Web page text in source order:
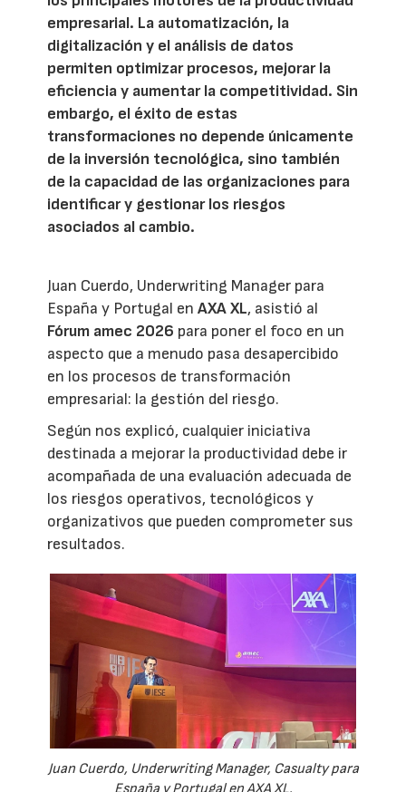
empresarial. La automatización, la
digitalización y el análisis de datos
permiten optimizar procesos, mejorar la
eficiencia y aumentar la competitividad. Sin
embargo, el éxito de estas
transformaciones no depende únicamente
de la inversión tecnológica, sino también
de la capacidad de las organizaciones para
identificar y gestionar los riesgos
asociados al cambio.
Juan Cuerdo, Underwriting Manager para
España y Portugal enAXA XL, asistió al
Fórum amec 2026 para poner el foco en un
aspecto que a menudo pasa desapercibido
en los procesos de transformación
empresarial: la gestión del riesgo.
Según nos explicó, cualquier iniciativa
destinada a mejorar la productividad debe ir
acompañada de una evaluación adecuada de
los riesgos operativos, tecnológicos y
organizativos que pueden comprometer sus
resultados.
Juan Cuerdo, Underwriting Manager, Casualty para